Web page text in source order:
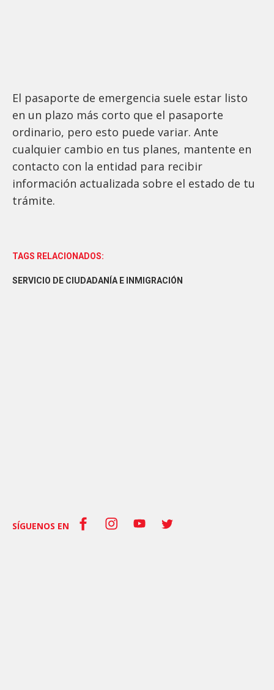
El pasaporte de emergencia suele estar listo
en un plazo más corto que el pasaporte
ordinario, pero esto puede variar. Ante
cualquier cambio en tus planes, mantente en
contacto con la entidad para recibir
información actualizada sobre el estado de tu
trámite.
TAGS RELACIONADOS:
SERVICIO DE CIUDADANÍA E INMIGRACIÓN
SÍGUENOS EN